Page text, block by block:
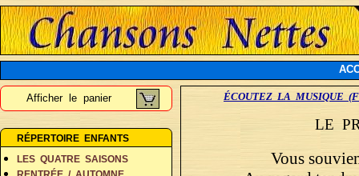
Afficher le panier
RÉPERTOIRE ENFANTS
LES QUATRE SAISONS
ÉCOUTEZ LA MUSIQUE
LE
Vous